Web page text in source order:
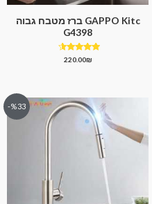
GAPPO Kitc ברז מטבח גבוה
G4398
דורג
220.00₪
%33-